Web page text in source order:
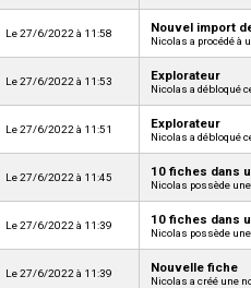
Le 27/6/2022 à 11:58 Nouvel import
Nicolas a procédé à
Le 27/6/2022 à 11:53 Explorateur
Nicolas a débloqué
Le 27/6/2022 à 11:51 Explorateur
Nicolas a débloqué
Le 27/6/2022 à 11:45 10 fiches dans
Nicolas possède
Le 27/6/2022 à 11:39 10 fiches dans
Nicolas possède
Le 27/6/2022 à 11:39 Nouvelle fiche
Nicolas a créé une